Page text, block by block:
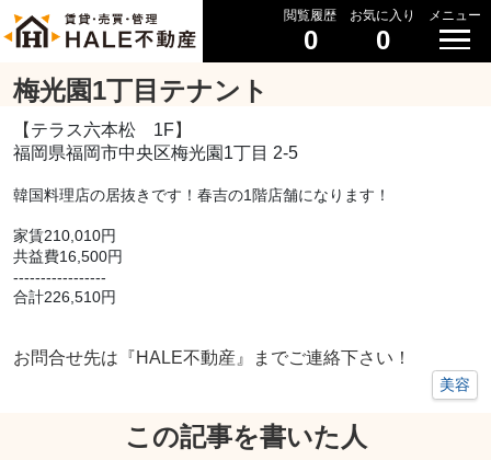
閲覧履歴
0
お気に入り
0
メニュー
梅光園1丁目テナント
【 テラス六本松 1F】
福岡県福岡市中央区梅光園1丁目 2-5
韓国料理店の居抜きです！春吉の1階店舗になります！
家賃210,010円
共益費16,500円
-----------------
合計226,510円
お問合せ先は『HALE不動産』までご連絡下さい！
美容
この記事を書いた人